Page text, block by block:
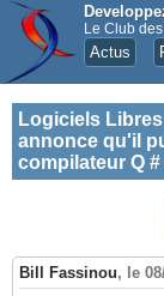
Le Club
Actus
Logiciels
annonce qu'il
compilateur Q
Bill Fassinou, le